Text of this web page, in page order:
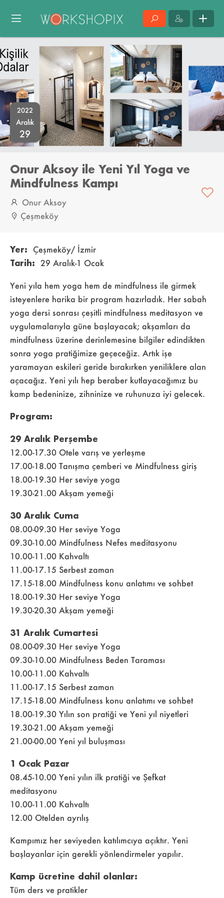
2022
Aralık
29
Onur Aksoy ile Yeni Yıl Yoga ve
Mindfulness Kampı
Onur Aksoy
Çeşmeköy
Yer:
Çeşmeköy/ İzmir
Tarih:
29 Aralık-1 Ocak
Yeni yıla hem yoga hem de mindfulness ile girmek
isteyenlere harika bir program hazırladık. Her sabah
yoga dersi sonrası çeşitli mindfulness meditasyon ve
uygulamalarıyla güne başlayacak; akşamları da
mindfulness üzerine derinlemesine bilgiler edindikten
sonra yoga pratiğimize geçeceğiz. Artık işe
yaramayan eskileri geride bırakırken yeniliklere alan
açacağız. Yeni yılı hep beraber kutlayacağımız bu
kamp bedeninize, zihninize ve ruhunuza iyi gelecek.
Program:
29 Aralık Perşembe
12.00-17.30 Otele varış ve yerleşme
17.00-18.00 Tanışma çemberi ve Mindfulness giriş
18.00-19.30 Her seviye yoga
19.30-21.00 Akşam yemeği
30 Aralık Cuma
08.00-09.30 Her seviye Yoga
09.30-10.00 Mindfulness Nefes meditasyonu
10.00-11.00 Kahvaltı
11.00-17.15 Serbest zaman
17.15-18.00 Mindfulness konu anlatımı ve sohbet
18.00-19.30 Her seviye Yoga
19.30-20.30 Akşam yemeği
31 Aralık Cumartesi
08.00-09.30 Her seviye Yoga
09.30-10.00 Mindfulness Beden Taraması
10.00-11.00 Kahvaltı
11.00-17.15 Serbest zaman
17.15-18.00 Mindfulness konu anlatımı ve sohbet
18.00-19.30 Yılın son pratiği ve Yeni yıl niyetleri
19.30-21.00 Akşam yemeği
21.00-00.00 Yeni yıl buluşması
1 Ocak Pazar
08.45-10.00 Yeni yılın ilk pratiği ve Şefkat
meditasyonu
10.00-11.00 Kahvaltı
12.00 Otelden ayrılış
Kampımız her seviyeden katılımcıya açıktır. Yeni
başlayanlar için gerekli yönlendirmeler yapılır.
Kamp ücretine dahil olanlar:
Tüm ders ve pratikler